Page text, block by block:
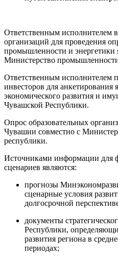
Ответственным исполнителем в
организаций для проведения
промышленности и энергетики
Министерство
Ответственным исполнителем
инвесторов для анкетирования
экономического развития и
Чувашской Республики.
Опрос образовательных
Чувашии совместно с
республики.
Источниками информации для
сценариев являются:
прогнозы
сценарные условия
долгосрочной
документы
Республики,
развития региона в
периодах;